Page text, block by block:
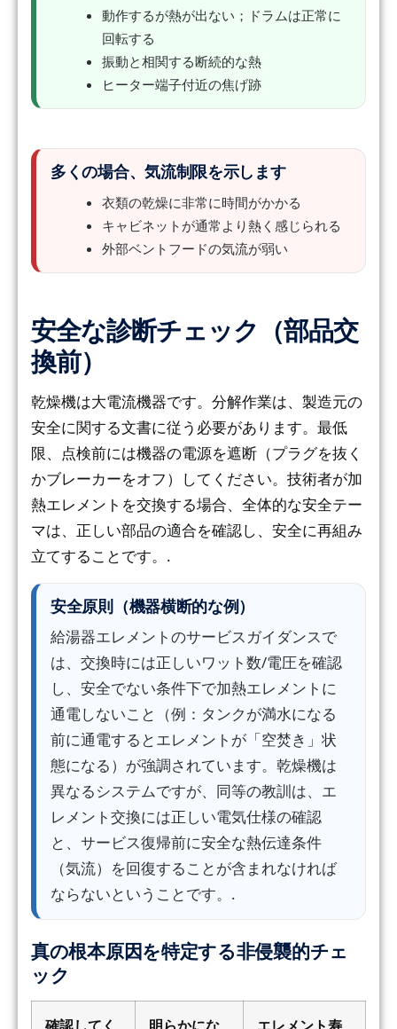
動作するが熱が出ない；ドラムは正常に
回転する
振動と相関する断続的な熱
ヒーター端子付近の焦げ跡
多くの場合、気流制限を示します
衣類の乾燥に非常に時間がかかる
キャビネットが通常より熱く感じられる
外部ベントフードの気流が弱い
安全な診断チェック（部品交
換前）
乾燥機は大電流機器です。分解作業は、製造元の
安全に関する文書に従う必要があります。最低
限、点検前には機器の電源を遮断（プラグを抜く
かブレーカーをオフ）してください。技術者が加
熱エレメントを交換する場合、全体的な安全テー
マは、正しい部品の適合を確認し、安全に再組み
立てすることです。.
安全原則（機器横断的な例）
給湯器エレメントのサービスガイダンスで
は、交換時には正しいワット数/電圧を確認
し、安全でない条件下で加熱エレメントに
通電しないこと（例：タンクが満水になる
前に通電するとエレメントが「空焚き」状
態になる）が強調されています。乾燥機は
異なるシステムですが、同等の教訓は、エ
レメント交換には正しい電気仕様の確認
と、サービス復帰前に安全な熱伝達条件
（気流）を回復することが含まれなければ
ならないということです。.
真の根本原因を特定する非侵襲的チェ
ック